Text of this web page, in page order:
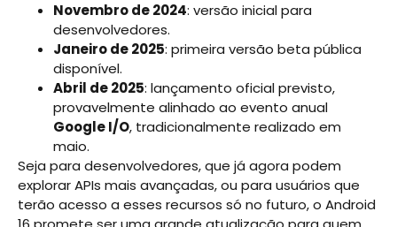
Novembro de 2024: versão inicial para
desenvolvedores.
Janeiro de 2025: primeira versão beta pública
disponível.
Abril de 2025: lançamento oficial previsto,
provavelmente alinhado ao evento anual
Google I/O, tradicionalmente realizado em
maio.
Seja para desenvolvedores, que já agora podem
explorar APIs mais avançadas, ou para usuários que
terão acesso a esses recursos só no futuro, o Android